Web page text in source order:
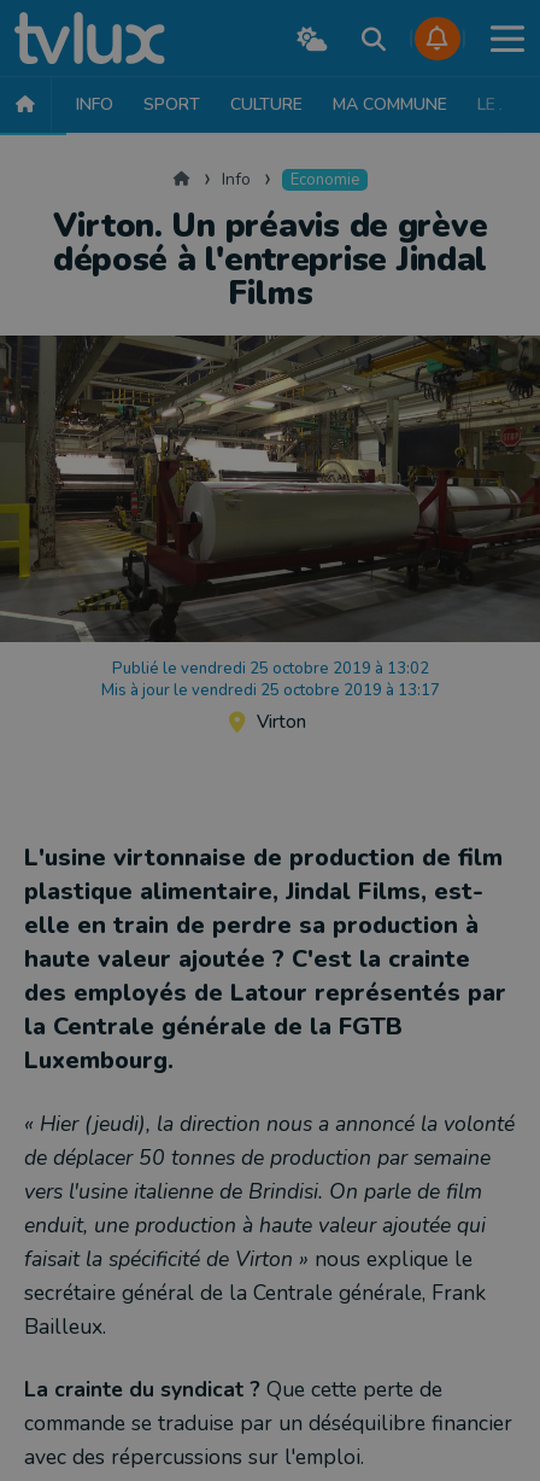
INFO SPORT CULTURE MA COMMUNE LE JT
AccueilInfo Economie
Virton. Un préavis de grève
déposé à l'entreprise Jindal
Films
Publié le vendredi 25 octobre 2019 à 13:02
Mis à jour le vendredi 25 octobre 2019 à 13:17
Virton
L'usine virtonnaise de production de film
plastique alimentaire, Jindal Films, est-
elle en train de perdre sa production à
haute valeur ajoutée ? C'est la crainte
des employés de Latour représentés par
la Centrale générale de la FGTB
Luxembourg.
« Hier (jeudi), la direction nous a annoncé la volonté
de déplacer 50 tonnes de production par semaine
vers l'usine italienne de Brindisi. On parle de film
enduit, une production à haute valeur ajoutée qui
faisait la spécificité de Virton » nous explique le
secrétaire général de la Centrale générale, Frank
Bailleux.
La crainte du syndicat ? Que cette perte de
commande se traduise par un déséquilibre financier
avec des répercussions sur l'emploi.